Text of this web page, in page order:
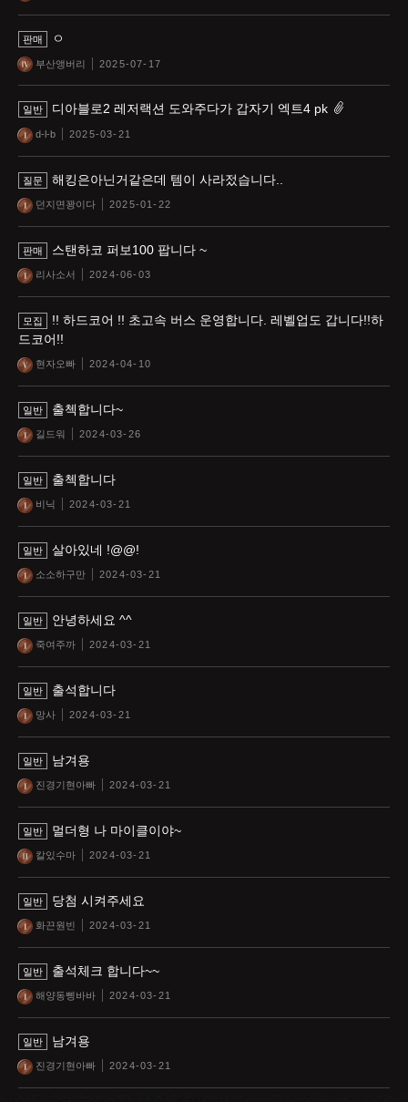
판매 ㅇ
부산앵버리 2025-07-17
일반 디아블로2 레저랙션 도와주다가 갑자기 엑트4 pk
d-l-b 2025-03-21
질문 해킹은아닌거같은데 템이 사라젔습니다..
던지면꽝이다 2025-01-22
판매 스탠하코 퍼보100 팝니다 ~
리사소서 2024-06-03
모집
!! 하드코어 !! 초고속 버스 운영합니다. 레벨업도 갑니다!!하
드코어!!
현자오빠 2024-04-10
일반 출첵합니다~
길드워 2024-03-26
일반 출첵합니다
비닉 2024-03-21
일반 살아있네 !@@!
소소하구만 2024-03-21
일반 안녕하세요 ^^
죽여주까 2024-03-21
일반 출석합니다
망사 2024-03-21
일반 남겨용
진경기현아빠 2024-03-21
일반 멀더형 나 마이클이야~
칼있수마 2024-03-21
일반 당첨 시켜주세요
화끈원빈 2024-03-21
일반 출석체크 합니다~~
해양동삥바바 2024-03-21
일반 남겨용
진경기현아빠 2024-03-21